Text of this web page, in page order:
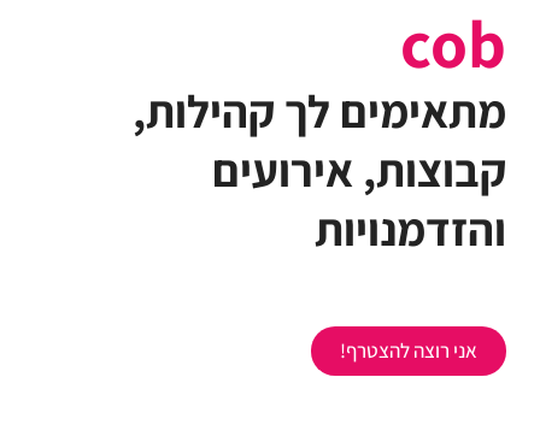
cob
מתאימים לך קהילות,
קבוצות, אירועים
והזדמנויות
אני רוצה להצטרף!